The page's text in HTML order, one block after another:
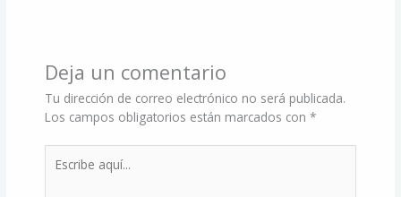
Deja un comentario
Tu dirección de correo electrónico no será publicada.
Los campos obligatorios están marcados con*
aquí...